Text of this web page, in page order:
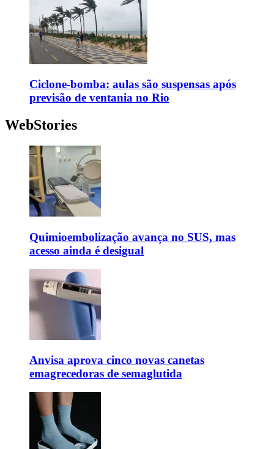
Ciclone-bomba: aulas são suspensas após
previsão de ventania no Rio
WebStories
Quimioembolização avança no SUS, mas
acesso ainda é desigual
Anvisa aprova cinco novas canetas
emagrecedoras de semaglutida